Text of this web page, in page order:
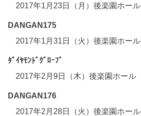
2017年1月23日（月）後楽園ホール
DANGAN175
2017年1月31日（火）後楽園ホール
ﾀﾞｲﾔﾓﾝﾄﾞｸﾞﾛｰﾌﾞ
2017年2月9日（木）後楽園ホール
DANGAN176
2017年2月28日（火）後楽園ホール